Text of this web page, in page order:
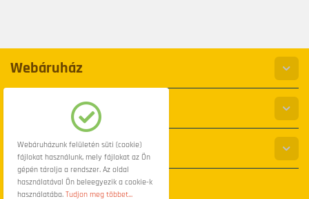
Webáruház
Információk
Elérhetőség
Webáruházunk felületén süti (cookie)
fájlokat használunk, mely fájlokat az Ön
gépén tárolja a rendszer. Az oldal
használatával Ön beleegyezik a cookie-k
használatába. Tudjon meg többet...